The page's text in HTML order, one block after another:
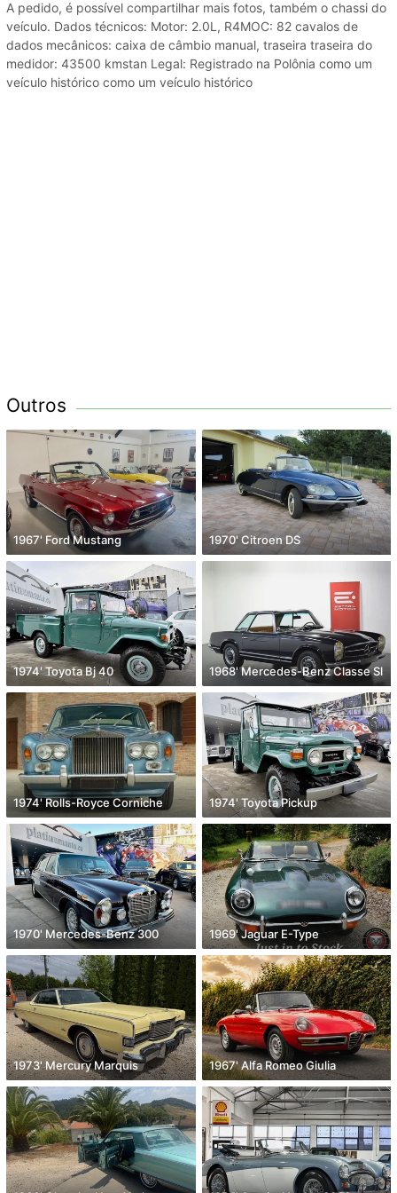
A pedido, é possível compartilhar mais fotos, também o chassi do
veículo. Dados técnicos: Motor: 2.0L, R4MOC: 82 cavalos de
dados mecânicos: caixa de câmbio manual, traseira traseira do
medidor: 43500 kmstan Legal: Registrado na Polônia como um
veículo histórico como um veículo histórico
Outros
1967' Ford Mustang 1970' Citroen DS
1974' Toyota Bj 40 1968' Mercedes-Benz Classe Sl
1974' Rolls-Royce Corniche 1974' Toyota Pickup
1970' Mercedes-Benz 300 1969' Jaguar E-Type
1973' Mercury Marquis 1967' Alfa Romeo Giulia